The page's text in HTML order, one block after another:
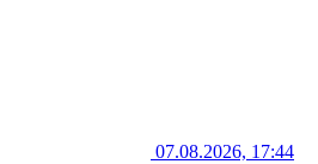
07.08.2026, 17:44